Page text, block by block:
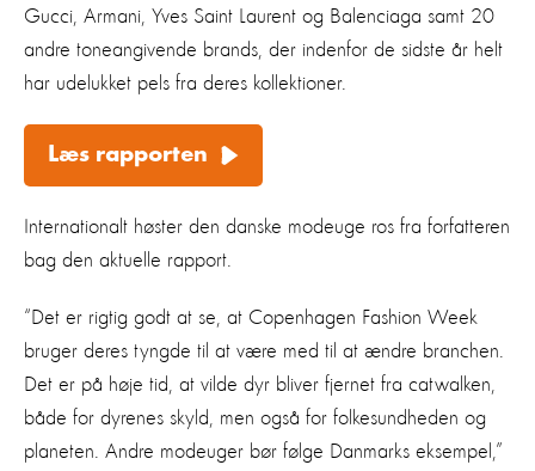
Gucci, Armani, Yves Saint Laurent og Balenciaga samt 20
andre toneangivende brands, der indenfor de sidste år helt
har udelukket pels fra deres kollektioner.
Læs rapporten
Internationalt høster den danske modeuge ros fra forfatteren
bag den aktuelle rapport.
“Det er rigtig godt at se, at Copenhagen Fashion Week
bruger deres tyngde til at være med til at ændre branchen.
Det er på høje tid, at vilde dyr bliver fjernet fra catwalken,
både for dyrenes skyld, men også for folkesundheden og
planeten. Andre modeuger bør følge Danmarks eksempel,”